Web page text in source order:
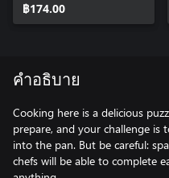
฿174.00
คำอธิบาย
Cooking here is a delicious
prepare, and your challenge
into the pan. But be careful:
chefs will be able to complete